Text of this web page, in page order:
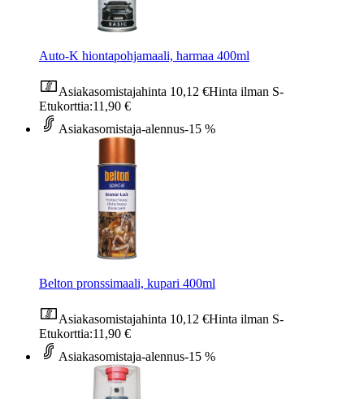
Auto-K hiontapohjamaali, harmaa 400ml
Asiakasomistajahinta 10,12 €Hinta ilman S-
Etukorttia:11,90 €
Asiakasomistaja-alennus-15 %
Belton pronssimaali, kupari 400ml
Asiakasomistajahinta 10,12 €Hinta ilman S-
Etukorttia:11,90 €
Asiakasomistaja-alennus-15 %